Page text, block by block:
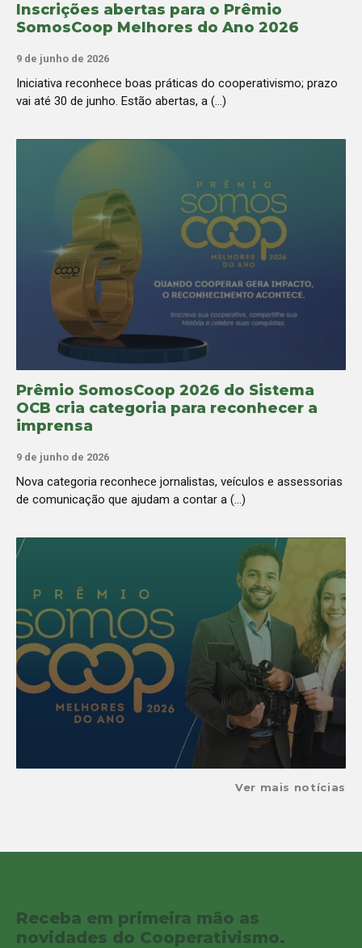
Inscrições abertas para o Prêmio
SomosCoop Melhores do Ano 2026
9 de junho de 2026
Iniciativa reconhece boas práticas do cooperativismo; prazo
vai até 30 de junho. Estão abertas, a (...)
Prêmio SomosCoop 2026 do Sistema
OCB cria categoria para reconhecer a
imprensa
9 de junho de 2026
Nova categoria reconhece jornalistas, veículos e assessorias
de comunicação que ajudam a contar a (...)
Ver mais notícias
Receba em primeira mão as
novidades do Cooperativismo.